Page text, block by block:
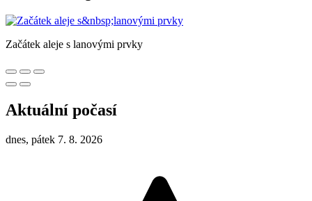
Začátek aleje s lanovými prvky
Aktuální počasí
dnes, pátek 7. 8. 2026